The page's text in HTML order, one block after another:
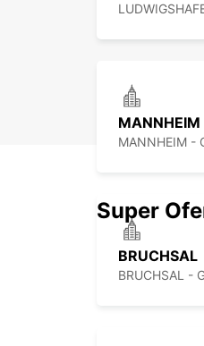
MANNHEIM
MANNHEIM -
BRUCHSAL
BRUCHSAL -
Super